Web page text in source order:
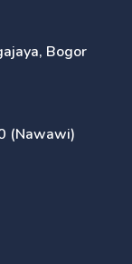
Bogor
(Nawawi)